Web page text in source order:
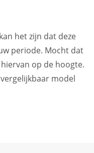
het zijn dat deze
periode. Mocht dat
op de hoogte.
model